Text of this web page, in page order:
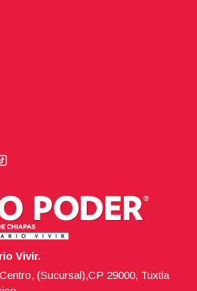
Vivir.
(Sucursal),CP 29000, Tuxtla